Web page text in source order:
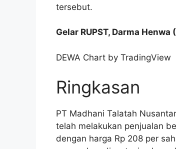
tersebut.
Gelar RUPST, Darma
DEWA Chart by TradingView
Ringkasan
PT Madhani Talatah
telah melakukan penjualan
dengan harga Rp 208 per